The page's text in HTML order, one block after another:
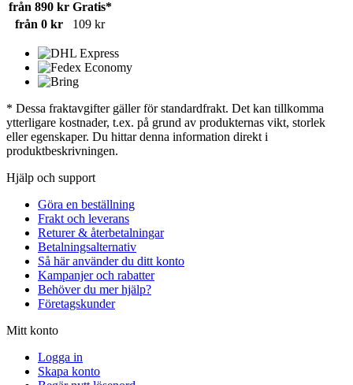
från 890 kr Gratis*
från 0 kr
109 kr
* Dessa fraktavgifter gäller för standardfrakt. Det kan tillkomma
ytterligare kostnader, t.ex. på grund av produkternas vikt, storlek
eller egenskaper. Du hittar denna information direkt i
produktbeskrivningen.
Hjälp och support
Göra en beställning
Frakt och leverans
Returer & återbetalningar
Betalningsalternativ
Så här använder du ditt konto
Kampanjer och rabatter
Behöver du mer hjälp?
Företagskunder
Mitt konto
Logga in
Skapa konto